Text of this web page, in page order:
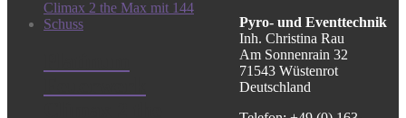
Pyro- und Eventtechnik
Inh. Christina Rau
Am Sonnenrain 32
71543 Wüstenrot
Deutschland